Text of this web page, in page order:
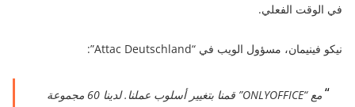
في الوقت الفعلي.
نيكو فينيمان، مسؤول الويب في “Attac Deutschland”:
مع “ONLYOFFICE” قمنا بتغيير أسلوب عملنا. لدينا 60 مجموعة